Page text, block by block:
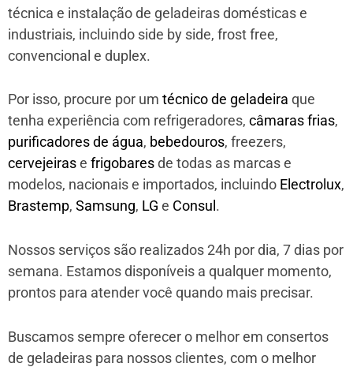
técnica e instalação de geladeiras domésticas e
industriais, incluindo side by side, frost free,
convencional e duplex.
Por isso, procure por um técnico de geladeira que
tenha experiência com refrigeradores, câmaras frias,
purificadores de água, bebedouros, freezers,
cervejeirase frigobaresde todas as marcas e
modelos, nacionais e importados, incluindo Electrolux,
Brastemp, Samsung, LG e Consul .
Nossos serviços são realizados 24h por dia, 7 dias por
semana. Estamos disponíveis a qualquer momento,
prontos para atender você quando mais precisar.
Buscamos sempre oferecer o melhor em consertos
de geladeiras para nossos clientes, com o melhor